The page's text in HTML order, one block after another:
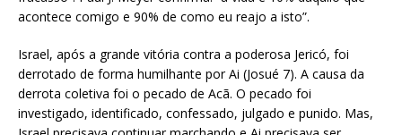
acontece comigo e 90% de como eu reajo a isto”.
Israel, após a grande vitória contra a poderosa Jericó, foi
derrotado de forma humilhante por Ai (Josué 7). A causa da
derrota coletiva foi o pecado de Acã. O pecado foi
investigado, identificado, confessado, julgado e punido. Mas,